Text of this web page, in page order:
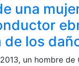
una
de los
un hombre de